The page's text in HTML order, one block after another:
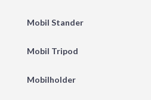
Mobil Stander
Mobil Tripod
Mobilholder